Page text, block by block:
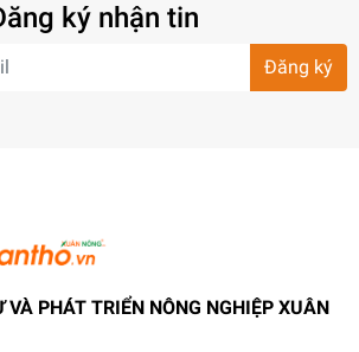
ký nhận tin
Đăng ký
PHÁT TRIỂN NÔNG NGHIỆP XUÂN